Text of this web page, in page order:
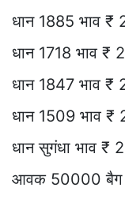
धान 1885 भाव
धान 1718 भाव
धान 1847 भाव
धान 1509 भाव
धान सुगंधा भाव ₹
आवक 50000 बैग